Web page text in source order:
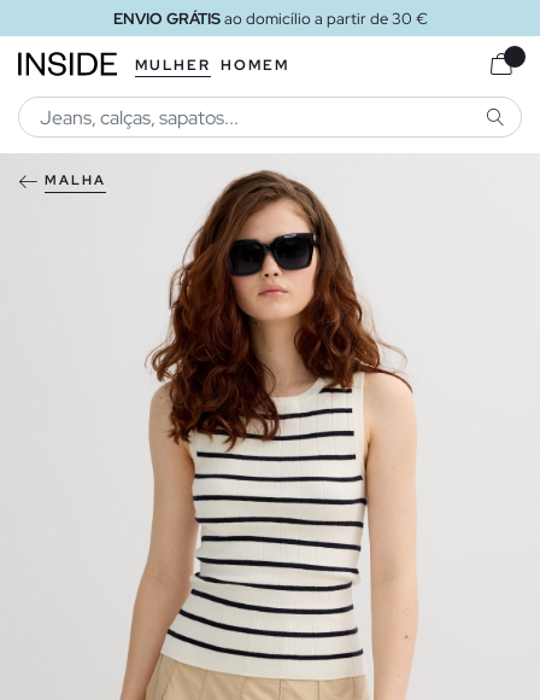
ENVIO GRÁTISao domicílio a partir de 30 €
MULHER HOMEM
MALHA